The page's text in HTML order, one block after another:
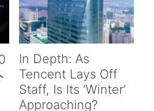
In Depth: As
Tencent Lays Off
Staff, Is Its ‘Winter’
Approaching?